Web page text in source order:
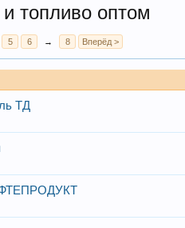
топливо оптом
5 6 → 8 Вперёд >
ТД